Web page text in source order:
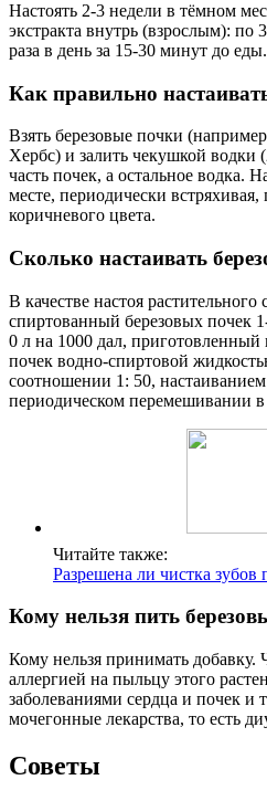
Настоять 2-3 недели в тёмном
экстракта внутрь (взрослым): по
раза в день за 15-30 минут до еды.
Как правильно
Взять березовые почки
Хербс) и залить чекушкой
часть почек, а остальное водка.
месте, периодически встряхивая,
коричневого цвета.
Сколько настаивать
В качестве настоя
спиртованный березовых почек
0 л на 1000 дал, приготовленный
почек водно-спиртовой
соотношении 1: 50,
периодическом перемешивании
Читайте также:
Разрешена ли чистка зубов
Кому нельзя пить
Кому нельзя принимать добавку.
аллергией на пыльцу этого
заболеваниями сердца и почек
мочегонные лекарства, то есть
Советы